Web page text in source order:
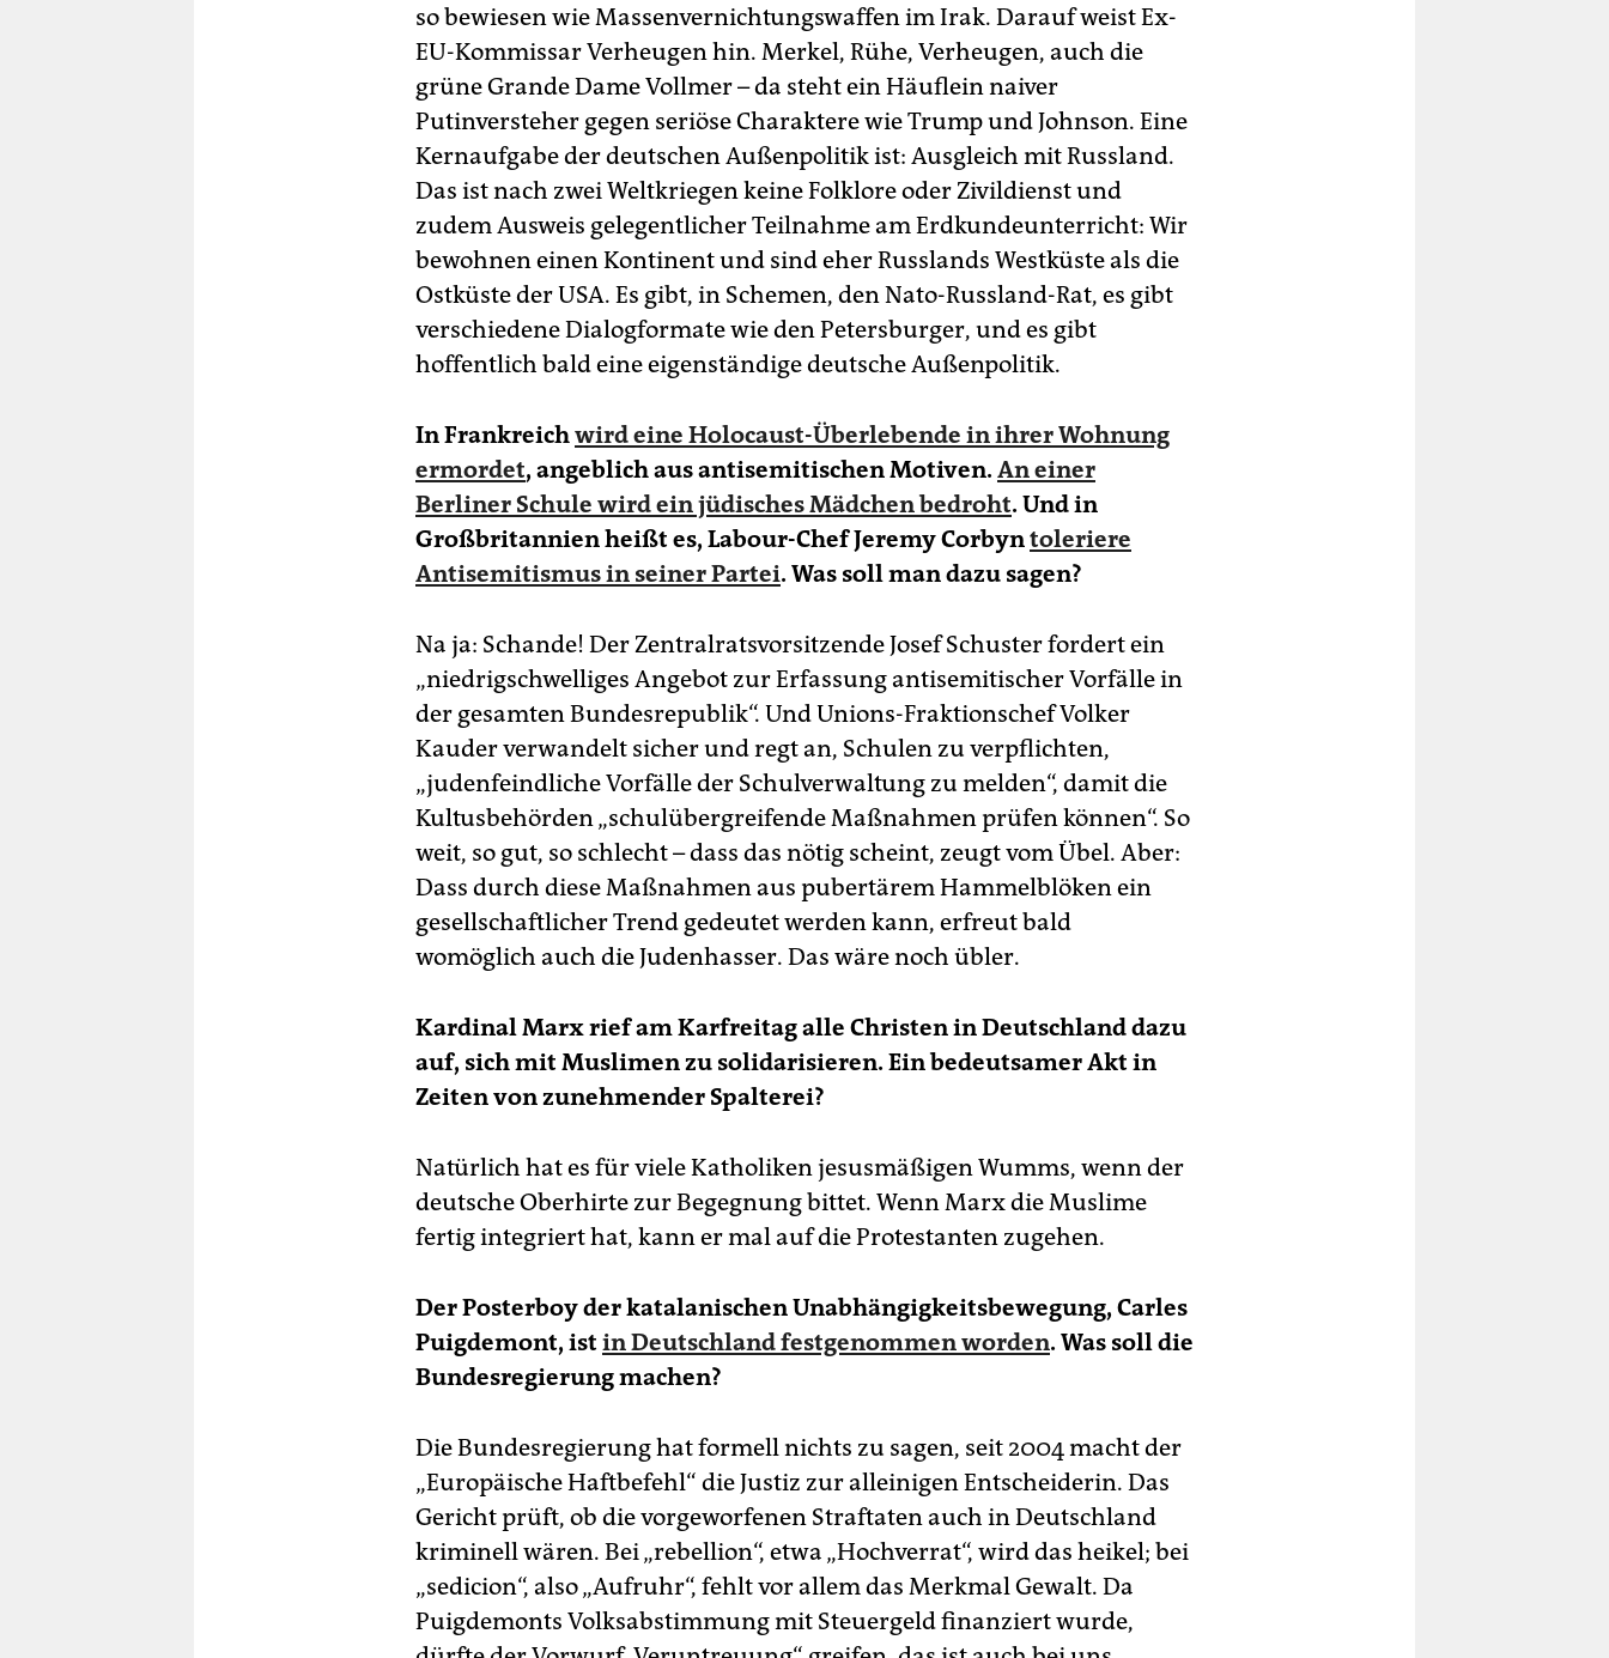
so bewiesen wie Massenvernichtungswaffen im Irak. Darauf weist Ex-
EU-Kommissar Verheugen hin. Merkel, Rühe, Verheugen, auch die
grüne Grande Dame Vollmer – da steht ein Häuflein naiver
Putinversteher gegen seriöse Charaktere wie Trump und Johnson. Eine
Kernaufgabe der deutschen Außenpolitik ist: Ausgleich mit Russland.
Das ist nach zwei Weltkriegen keine Folklore oder Zivildienst und
zudem Ausweis gelegentlicher Teilnahme am Erdkundeunterricht: Wir
bewohnen einen Kontinent und sind eher Russlands Westküste als die
Ostküste der USA. Es gibt, in Schemen, den Nato-Russland-Rat, es gibt
verschiedene Dialogformate wie den Petersburger, und es gibt
hoffentlich bald eine eigenständige deutsche Außenpolitik.
In Frankreichwird eine Holocaust-Überlebende in ihrer Wohnung
ermordet, angeblich aus antisemitischen Motiven. An einer
Berliner Schule wird ein jüdisches Mädchen bedroht. Und in
Großbritannien heißt es, Labour-Chef Jeremy Corbyntoleriere
Antisemitismus in seiner Partei. Was soll man dazu sagen?
Na ja: Schande! Der Zentralratsvorsitzende Josef Schuster fordert ein
„niedrigschwelliges Angebot zur Erfassung antisemitischer Vorfälle in
der gesamten Bundesrepublik“. Und Unions-Fraktionschef Volker
Kauder verwandelt sicher und regt an, Schulen zu verpflichten,
„judenfeindliche Vorfälle der Schulverwaltung zu melden“, damit die
Kultusbehörden „schulübergreifende Maßnahmen prüfen können“. So
weit, so gut, so schlecht – dass das nötig scheint, zeugt vom Übel. Aber:
Dass durch diese Maßnahmen aus pubertärem Hammelblöken ein
gesellschaftlicher Trend gedeutet werden kann, erfreut bald
womöglich auch die Judenhasser. Das wäre noch übler.
Kardinal Marx rief am Karfreitag alle Christen in Deutschland dazu
auf, sich mit Muslimen zu solidarisieren. Ein bedeutsamer Akt in
Zeiten von zunehmender Spalterei?
Natürlich hat es für viele Katholiken jesusmäßigen Wumms, wenn der
deutsche Oberhirte zur Begegnung bittet. Wenn Marx die Muslime
fertig integriert hat, kann er mal auf die Protestanten zugehen.
Der Posterboy der katalanischen Unabhängigkeitsbewegung, Carles
Puigdemont, ist in Deutschland festgenommen worden. Was soll die
Bundesregierung machen?
Die Bundesregierung hat formell nichts zu sagen, seit 2004 macht der
„Europäische Haftbefehl“ die Justiz zur alleinigen Entscheiderin. Das
Gericht prüft, ob die vorgeworfenen Straftaten auch in Deutschland
kriminell wären. Bei „rebellion“, etwa „Hochverrat“, wird das heikel; bei
„sedicion“, also „Aufruhr“, fehlt vor allem das Merkmal Gewalt. Da
Puigdemonts Volksabstimmung mit Steuergeld finanziert wurde,